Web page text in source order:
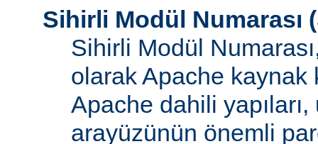
Sihirli Modül Numarası (
Sihirli Modül
olarak Apache kaynak
Apache dahili
arayüzünün önemli